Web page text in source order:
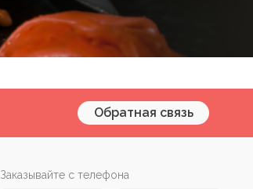
Обратная связь
Заказывайте с телефона